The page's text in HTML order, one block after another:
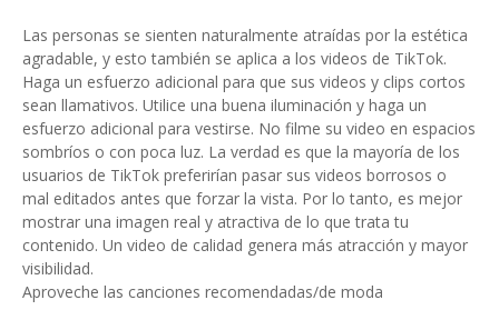
Las personas se sienten naturalmente atraídas por la estética
agradable, y esto también se aplica a los videos de TikTok.
Haga un esfuerzo adicional para que sus videos y clips cortos
sean llamativos. Utilice una buena iluminación y haga un
esfuerzo adicional para vestirse. No filme su video en espacios
sombríos o con poca luz. La verdad es que la mayoría de los
usuarios de TikTok preferirían pasar sus videos borrosos o
mal editados antes que forzar la vista. Por lo tanto, es mejor
mostrar una imagen real y atractiva de lo que trata tu
contenido. Un video de calidad genera más atracción y mayor
visibilidad.
Aproveche las canciones recomendadas/de moda